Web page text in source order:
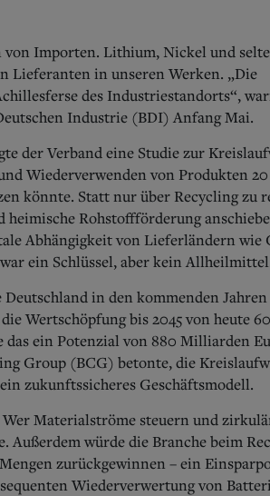
Berlin-Brandenburg
Schlesien
Danzig und Westpreußen
Bücher
Importen. Lithium, Nickel und
Lieferanten in unseren Werken. „Die
des Industriestandorts“,
Industrie (BDI) Anfang Mai.
der Verband eine Studie zur
Wiederverwenden von Produkten
könnte. Statt nur über Recycling zu
Rohstoffförderung
Abhängigkeit von Lieferländern wie
ein Schlüssel, aber kein
in den kommenden
Wertschöpfung bis 2045 von heute
ein Potenzial von 880 Milliarden
Group (BCG) betonte, die
zukunftssicheres Geschäftsmodell.
Materialströme steuern und
würde die Branche beim
zurückgewinnen – ein
Wiederverwertung von